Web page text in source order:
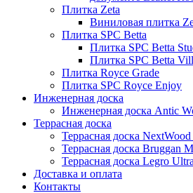
Плитка Zeta
Виниловая плитка
Плитка SPC Betta
Плитка SPC Betta
Плитка SPC Betta
Плитка Royce Grade
Плитка SPC Royce Enjoy
Инженерная доска
Инженерная доска Antic
Террасная доска
Террасная доска
Террасная доска Bruggan
Террасная доска Legro
Доставка и оплата
Контакты